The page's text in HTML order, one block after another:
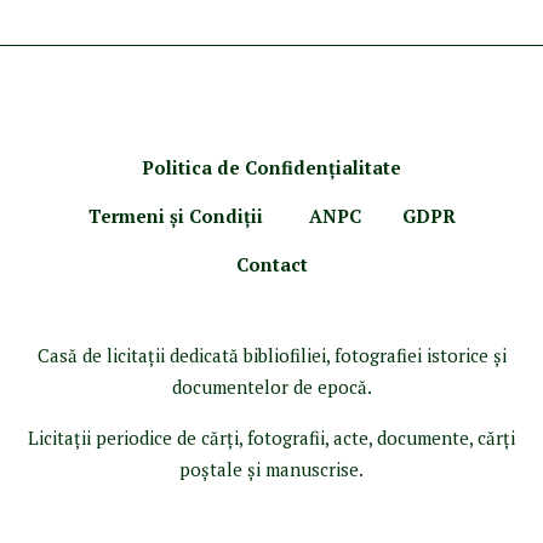
Politica de Confidenţialitate
Termeni şi Condiţii
ANPC
GDPR
Contact
Casă de licitaţii dedicată bibliofiliei, fotografiei istorice şi
documentelor de epocă.
Licitaţii periodice de cărţi, fotografii, acte, documente, cărţi
poştale şi manuscrise.